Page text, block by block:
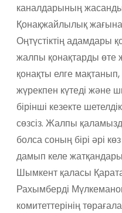
каналдарының
Қонақжайлылық
Оңтүстіктің адамдары
жалпы қонақтарды өте
қонақты елге
жүрекпен күтеді және
бірінші кезекте
сөзсіз. Жалпы
болса соның бірі әрі
дамып келе
Шымкент қаласы
Рахымберді
комитеттерінің